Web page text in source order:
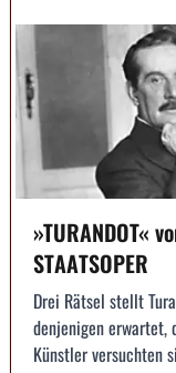
»TURANDOT«
STAATSOPER
Drei Rätsel stellt
denjenigen erwartet,
Künstler versuchten